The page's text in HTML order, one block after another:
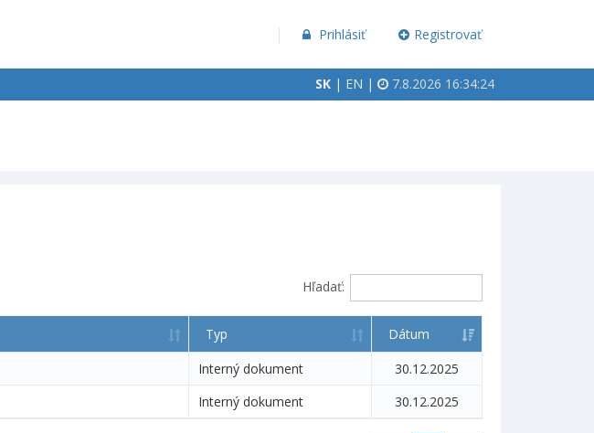
Prihlásiť Registrovať
SK | EN | 7.8.2026 16:34:24
Hľadať:
Typ
Dátum
Interný dokument
30.12.2025
Interný dokument 30.12.2025